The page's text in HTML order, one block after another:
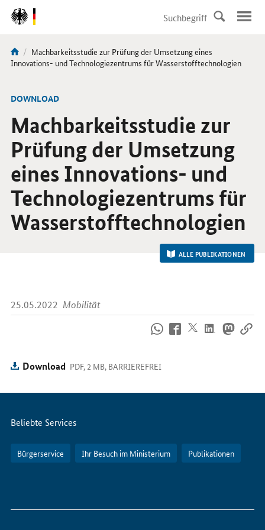
DirektZu:
Navigation
Sie
sind
Aktuelle
Seite:
Machbarkeitsstudie zur Prüfung der Umsetzung eines
Innovations- und Technologiezentrums für Wasserstofftechnologien
DOWNLOAD
Machbarkeitsstudie zur
Prüfung der Umsetzung
eines Innovations- und
Technologiezentrums für
Wasserstofftechnologien
ALLE PUBLIKATIONEN
25.05.2022 Mobilität
uns
im
Download PDF, 2 MB, BARRIEREFREI
Servicemenü
Beliebte Services
Bürgerservice Ihr Besuch im Ministerium Publikationen